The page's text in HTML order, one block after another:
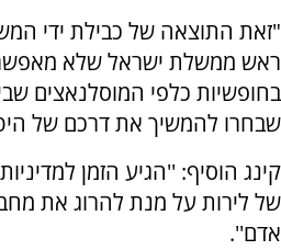
"זאת התוצאה של כבילת ידי
ראש ממשלת ישראל שלא
בחופשיות כלפי המוסלנאצים
שבחרו להמשיך את דרכם של
קינג הוסיף: ''הגיע הזמן
של לירות על מנת להרוג את
אדם''.